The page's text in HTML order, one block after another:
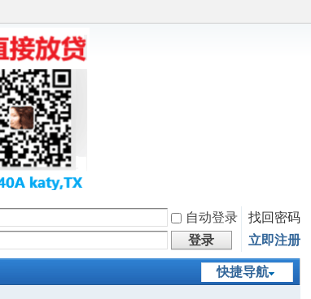
自动登录
找回密码
登录 立即注册
快捷导航